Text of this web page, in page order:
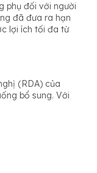
phụ đối với người
đã đưa ra hạn
lợi ích tối đa từ
(RDA) của
bổ sung. Với